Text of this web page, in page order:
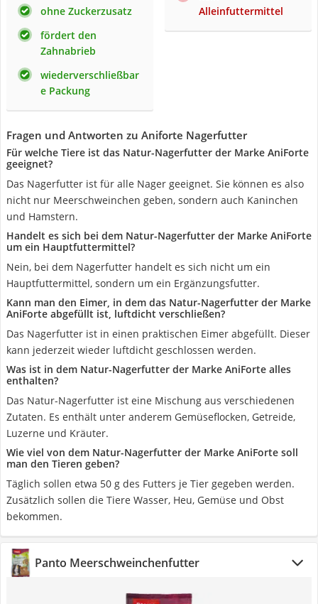
ohne Zuckerzusatz
fördert den
Zahnabrieb
wiederverschließbar
e Packung
Alleinfuttermittel
Fragen und Antworten zu Aniforte Nagerfutter
Für welche Tiere ist das Natur-Nagerfutter der Marke AniForte
geeignet?
Das Nagerfutter ist für alle Nager geeignet. Sie können es also
nicht nur Meerschweinchen geben, sondern auch Kaninchen
und Hamstern.
Handelt es sich bei dem Natur-Nagerfutter der Marke AniForte
um ein Hauptfuttermittel?
Nein, bei dem Nagerfutter handelt es sich nicht um ein
Hauptfuttermittel, sondern um ein Ergänzungsfutter.
Kann man den Eimer, in dem das Natur-Nagerfutter der Marke
AniForte abgefüllt ist, luftdicht verschließen?
Das Nagerfutter ist in einen praktischen Eimer abgefüllt. Dieser
kann jederzeit wieder luftdicht geschlossen werden.
Was ist in dem Natur-Nagerfutter der Marke AniForte alles
enthalten?
Das Natur-Nagerfutter ist eine Mischung aus verschiedenen
Zutaten. Es enthält unter anderem Gemüseflocken, Getreide,
Luzerne und Kräuter.
Wie viel von dem Natur-Nagerfutter der Marke AniForte soll
man den Tieren geben?
Täglich sollen etwa 50 g des Futters je Tier gegeben werden.
Zusätzlich sollen die Tiere Wasser, Heu, Gemüse und Obst
bekommen.
Panto Meerschweinchenfutter